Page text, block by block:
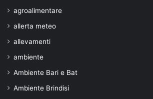
agroalimentare
allerta meteo
allevamenti
ambiente
Ambiente Bari e Bat
Ambiente Brindisi